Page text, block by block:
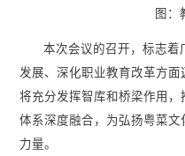
图：
本次会议的召开，标志着
发展、深化职业教育改革方
将充分发挥智库和桥梁作用，
体系深度融合，为弘扬粤菜
力量。